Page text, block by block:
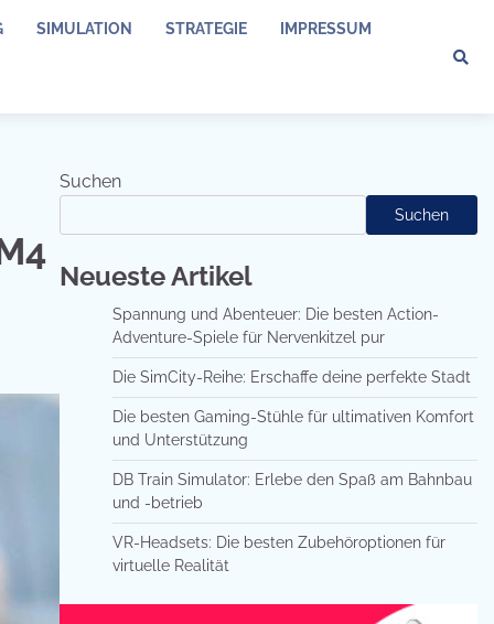
SIMULATION STRATEGIE IMPRESSUM
Suchen
Suchen
Neueste Artikel
Spannung und Abenteuer: Die besten Action-
Adventure-Spiele für Nervenkitzel pur
Die SimCity-Reihe: Erschaffe deine perfekte Stadt
Die besten Gaming-Stühle für ultimativen Komfort
und Unterstützung
DB Train Simulator: Erlebe den Spaß am Bahnbau
und -betrieb
VR-Headsets: Die besten Zubehöroptionen für
virtuelle Realität